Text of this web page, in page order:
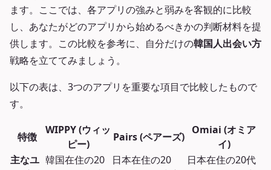
ます。ここでは、各アプリの強みと弱みを客観的に比較
し、あなたがどのアプリから始めるべきかの判断材料を提
供します。この比較を参考に、自分だけの韓国人出会い方
戦略を立ててみましょう。
以下の表は、3つのアプリを重要な項目で比較したもので
す。
特徴
WIPPY (ウィッ
ピー)
Pairs (ペアーズ)
Omiai (オミア
イ)
主なユ 韓国在住の20
日本在住の20
日本在住の20代